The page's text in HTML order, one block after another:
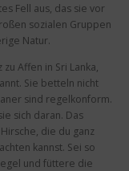
Fell aus, das sie vor
sozialen Gruppen
Natur.
Affen in Sri Lanka,
Sie betteln nicht
sind regelkonform.
sich daran. Das
die du ganz
kannst. Sei so
und füttere die